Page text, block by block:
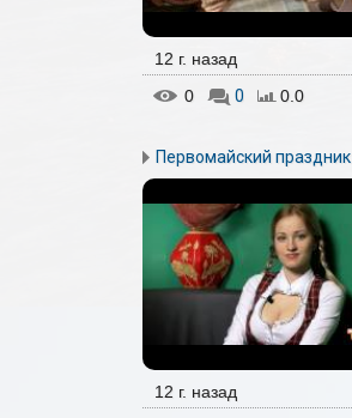
12 г. назад
0
0 0.0
Первомайский праздник
12 г. назад